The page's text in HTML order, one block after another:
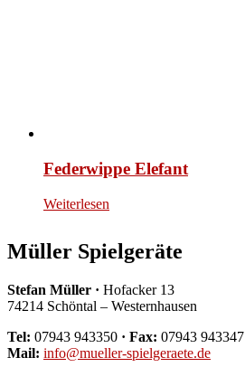
Federwippe Elefant
Weiterlesen
Müller Spielgeräte
Stefan Müller · Hofacker 13
74214 Schöntal – Westernhausen
Tel: 07943 943350 · Fax: 07943 943347
Mail: info@mueller-spielgeraete.de